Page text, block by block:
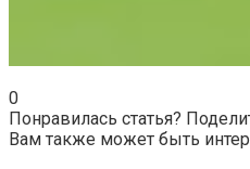
0
Понравилась статья?
Вам также может быть